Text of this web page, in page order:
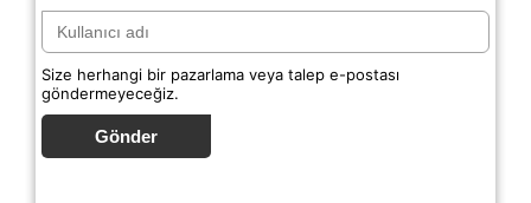
Size herhangi bir pazarlama veya talep e-postası
göndermeyeceğiz.
Gönder